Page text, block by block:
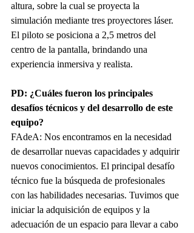
altura, sobre la cual se proyecta la
simulación mediante tres proyectores láser.
El piloto se posiciona a 2,5 metros del
centro de la pantalla, brindando una
experiencia inmersiva y realista.
PD: ¿Cuáles fueron los principales
desafíos técnicos y del desarrollo de este
equipo?
FAdeA: Nos encontramos en la necesidad
de desarrollar nuevas capacidades y adquirir
nuevos conocimientos. El principal desafío
técnico fue la búsqueda de profesionales
con las habilidades necesarias. Tuvimos que
iniciar la adquisición de equipos y la
adecuación de un espacio para llevar a cabo